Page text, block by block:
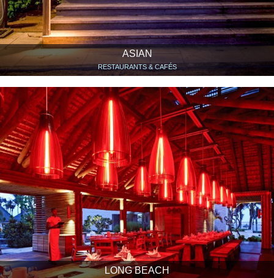
ASIAN
RESTAURANTS & CAFÉS
LONG BEACH